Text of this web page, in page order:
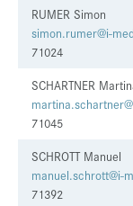
RUMER Simon
simon.rumer@i-
71024
SCHARTNER
71045
SCHROTT Manuel
manuel.schrott@i-
71392